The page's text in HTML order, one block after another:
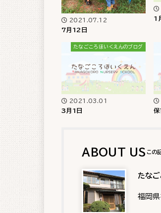
2021.07.12
7月12日
1
たなごころほいくえんのブログ
2021.03.01
3月1日 保
ABOUT US
たな
福岡